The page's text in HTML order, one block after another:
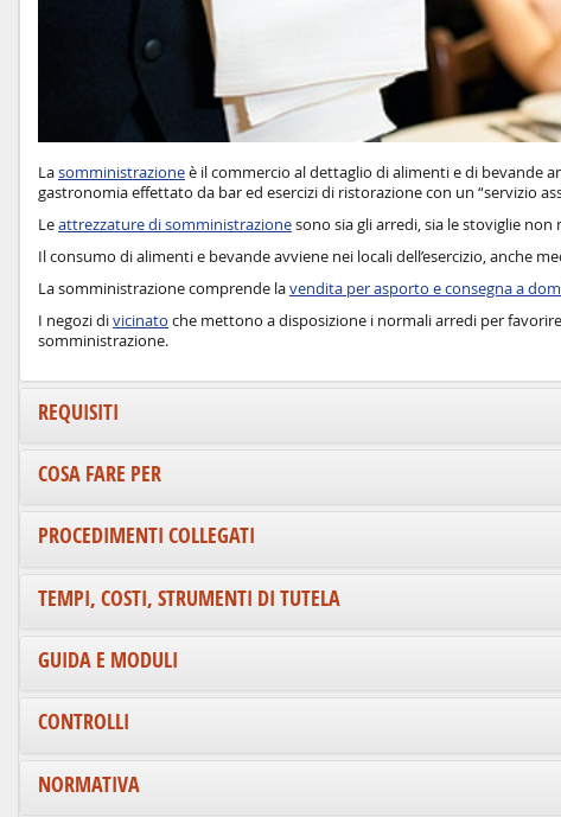
Lasomministrazioneè il commercio al dettaglio di alimenti e di bevande
gastronomia effettato da bar ed esercizi di ristorazione con un “servizio
Leattrezzature di somministrazionesono sia gli arredi, sia le stoviglie non
Il consumo di alimenti e bevande avviene nei locali dell’esercizio, anche
La somministrazione comprende lavendita per asporto e consegna a
I negozi divicinato che mettono a disposizione i normali arredi per
somministrazione.
REQUISITI
COSA FARE PER
PROCEDIMENTI COLLEGATI
TEMPI, COSTI, STRUMENTI DI TUTELA
GUIDA E MODULI
CONTROLLI
NORMATIVA